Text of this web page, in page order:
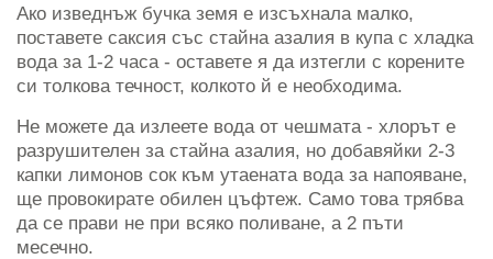
Ако изведнъж бучка земя е изсъхнала малко,
поставете саксия със стайна азалия в купа с хладка
вода за 1-2 часа - оставете я да изтегли с корените
си толкова течност, колкото й е необходима.
Не можете да излеете вода от чешмата - хлорът е
разрушителен за стайна азалия, но добавяйки 2-3
капки лимонов сок към утаената вода за напояване,
ще провокирате обилен цъфтеж. Само това трябва
да се прави не при всяко поливане, а 2 пъти
месечно.